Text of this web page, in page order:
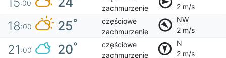
:00
zachmurzenie
2 m/s
18:00 25°
częściowe
zachmurzenie
NW
2 m/s
21 :00 20°
częściowe
zachmurzenie
N
2 m/s